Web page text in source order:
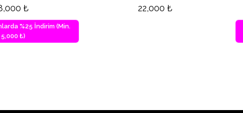
₺
%25 İndirim (Min.
5,000 ₺)
22,000 ₺